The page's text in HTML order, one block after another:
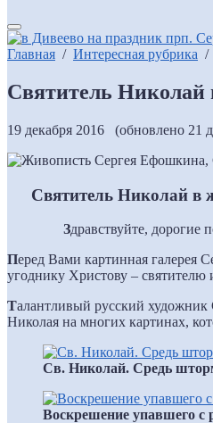
Главная / Интересная рубрика /
Святитель Николай
19 декабря 2016 (обновлено
Святитель Николай в
Здравствуйте, дорогие
Перед Вами картинная галерея
угоднику Христову –
Талантливый русский художник
Николая на многих картинах,
Св. Николай. Средь
Воскрешение упавшего с